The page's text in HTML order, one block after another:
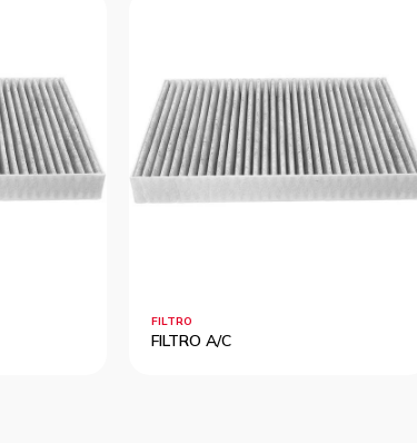
FILTRO
FILTRO A/C